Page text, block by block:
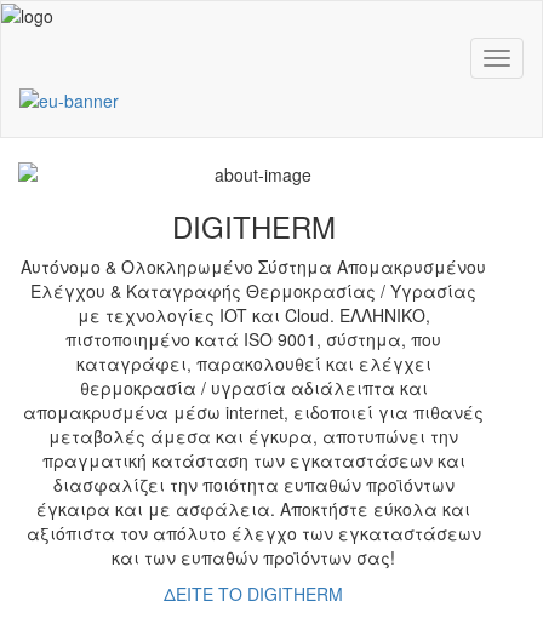
Η ΛΥΣΗ
DIGITHERM
Αυτόνομο & Ολοκληρωμένο Σύστημα Απομακρυσμένου
Ελέγχου & Καταγραφής Θερμοκρασίας / Υγρασίας
με τεχνολογίες IOT και Cloud. ΕΛΛΗΝΙΚΟ,
πιστοποιημένο κατά ISO 9001, σύστημα, που
καταγράφει, παρακολουθεί και ελέγχει
θερμοκρασία / υγρασία αδιάλειπτα και
απομακρυσμένα μέσω internet, ειδοποιεί για πιθανές
μεταβολές άμεσα και έγκυρα, αποτυπώνει την
πραγματική κατάσταση των εγκαταστάσεων και
διασφαλίζει την ποιότητα ευπαθών προϊόντων
έγκαιρα και με ασφάλεια. Αποκτήστε εύκολα και
αξιόπιστα τον απόλυτο έλεγχο των εγκαταστάσεων
και των ευπαθών προϊόντων σας!
ΔΕΙΤΕ ΤΟ DIGITHERM